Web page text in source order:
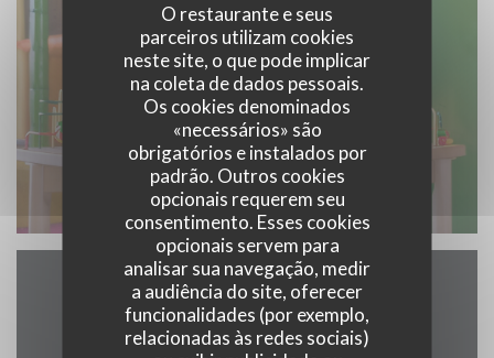
O restaurante e seus
parceiros utilizam cookies
neste site, o que pode implicar
na coleta de dados pessoais.
Os cookies denominados
«necessários» são
obrigatórios e instalados por
padrão. Outros cookies
opcionais requerem seu
consentimento. Esses cookies
opcionais servem para
analisar sua navegação, medir
a audiência do site, oferecer
funcionalidades (por exemplo,
relacionadas às redes sociais)
Mapa e Contacto